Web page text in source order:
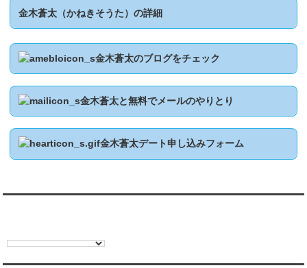
金木蒼太（かねきそうた）の詳細
金木蒼太のブログをチェック
金木蒼太と無料でメールのやりとり
金木蒼太デート申し込みフォーム